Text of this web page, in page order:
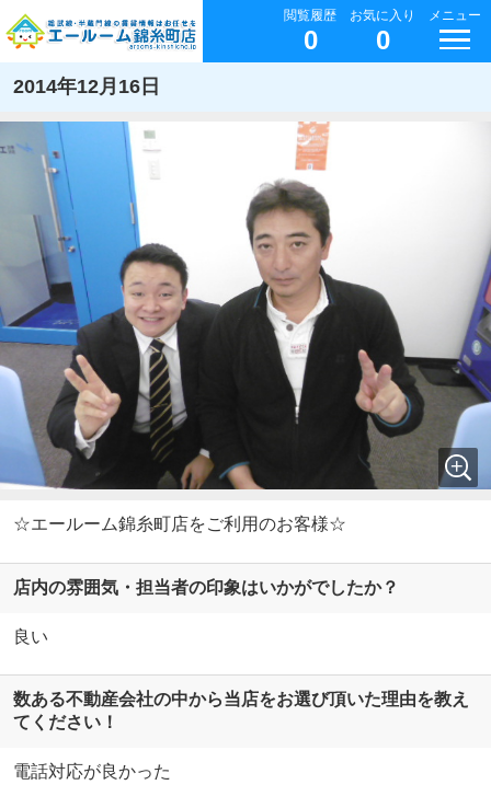
閲覧履歴
0
お気に入り
0
メニュー
2014年12月16日
☆エールーム錦糸町店をご利用のお客様☆
店内の雰囲気・担当者の印象はいかがでしたか？
良い
数ある不動産会社の中から当店をお選び頂いた理由を教え
てください！
電話対応が良かった